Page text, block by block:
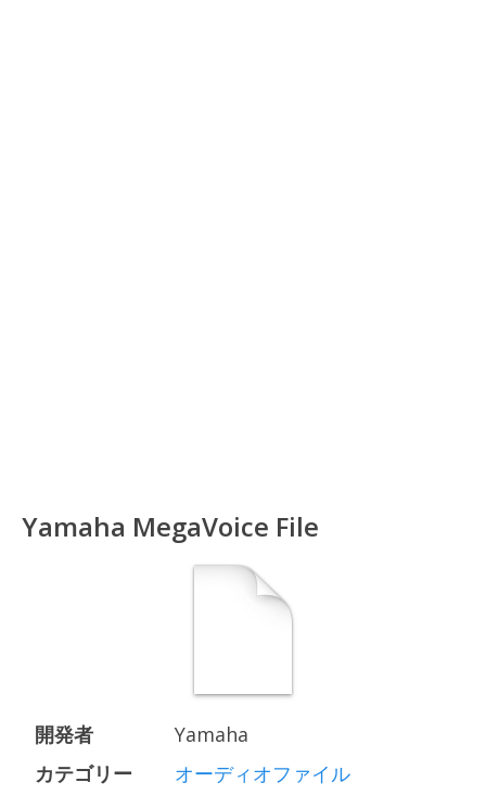
Yamaha MegaVoice File
開発者
Yamaha
カテゴリー
オーディオファイル